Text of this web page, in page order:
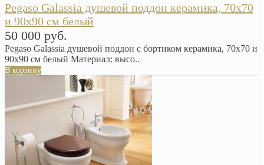
Pegaso Galassia душевой поддон керамика, 70х70
и 90х90 см белый
50 000 руб.
Pegaso Galassia душевой поддон с бортиком керамика, 70х70 и
90х90 см белый Материал: высо..
В корзину